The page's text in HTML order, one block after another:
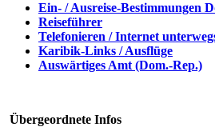
Ein- / Ausreise-Bestimmungen
Reiseführer
Telefonieren / Internet
Karibik-Links / Ausflüge
Auswärtiges Amt (Dom.-Rep.)
Übergeordnete Infos